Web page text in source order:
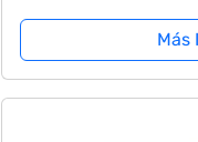
monopatines,
niños y...
Más